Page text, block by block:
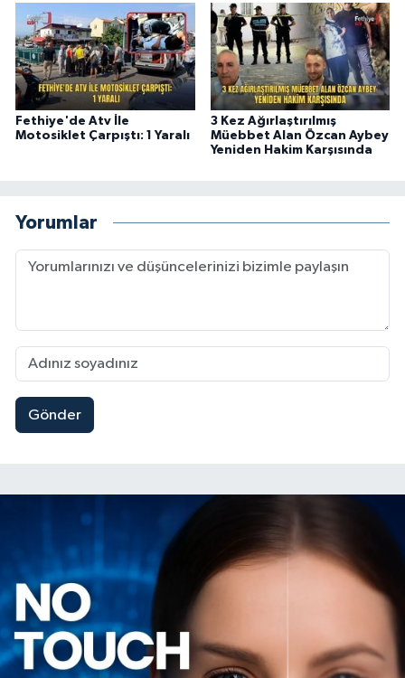
Fethiye'de Atv İle
Motosiklet Çarpıştı: 1 Yaralı
3 Kez Ağırlaştırılmış
Müebbet Alan Özcan Aybey
Yeniden Hakim Karşısında
Yorumlar
Gönder